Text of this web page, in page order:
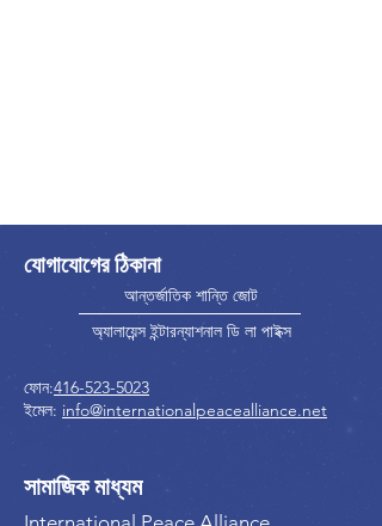
যোগাযোগের ঠিকানা
আন্তর্জাতিক শান্তি জোট
অ্যালায়েন্স ইন্টারন্যাশনাল ডি লা পাইক্স
ফোন:416-523-5023
ইমেল: info@internationalpeacealliance.net
সামাজিক মাধ্যম